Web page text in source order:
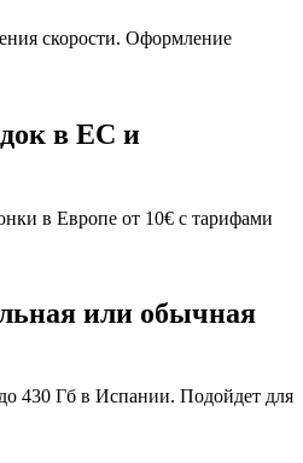
скорости. Оформление
в ЕС и
в Европе от 10€ с тарифами
или обычная
430 Гб в Испании. Подойдет для